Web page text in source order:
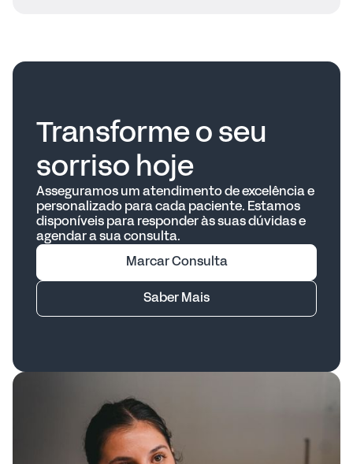
Transforme o seu
sorriso hoje
Asseguramos um atendimento de excelência e
personalizado para cada paciente. Estamos
disponíveis para responder às suas dúvidas e
agendar a sua consulta.
Marcar Consulta
Saber Mais